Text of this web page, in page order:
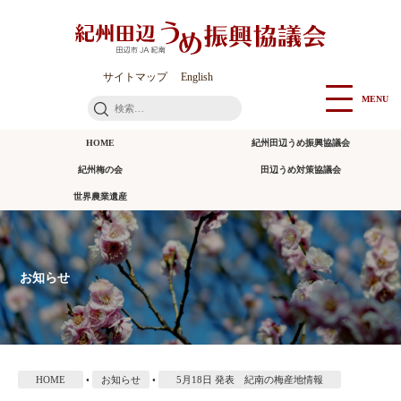
サイトマップ English
検
MENU
HOME 紀州田辺うめ振興協議会
紀州梅の会 田辺うめ対策協議会
世界農業遺産
お知らせ
HOME • お知らせ • 5月18日 発表 紀南の梅産地情報